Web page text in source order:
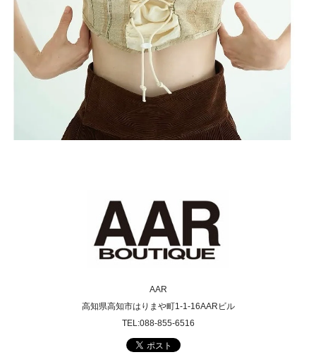
AAR
高知県高知市はりまや町1-1-16AARビル
TEL:088-855-6516